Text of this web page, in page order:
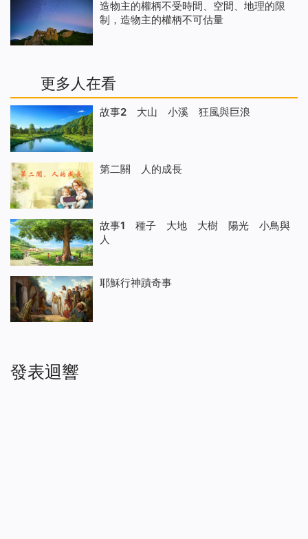
造物主的權柄不受時間、空間、地理的限
制，造物主的權柄不可估量
更多人在看
故事2 大山 小溪 狂風與巨浪
第二關 人的成長
故事1 種子 大地 大樹 陽光 小鳥與
人
耶穌行神蹟奇事
發表迴響